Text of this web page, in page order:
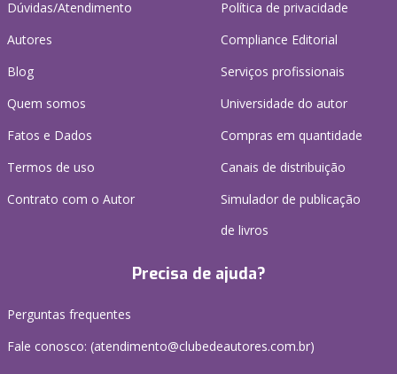
Dúvidas/Atendimento
Autores
Blog
Quem somos
Fatos e Dados
Termos de uso
Contrato com o Autor
Política de privacidade
Compliance Editorial
Serviços profissionais
Universidade do autor
Compras em quantidade
Canais de distribuição
Simulador de publicação
de livros
Precisa de ajuda?
Perguntas frequentes
Fale conosco: (atendimento@clubedeautores.com.br)